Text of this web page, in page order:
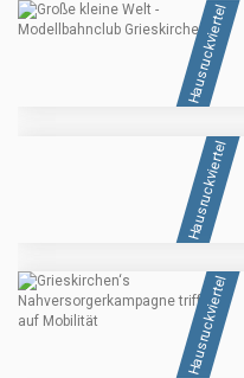
Hausruckviertel
Hausruckviertel
Hausruckviertel